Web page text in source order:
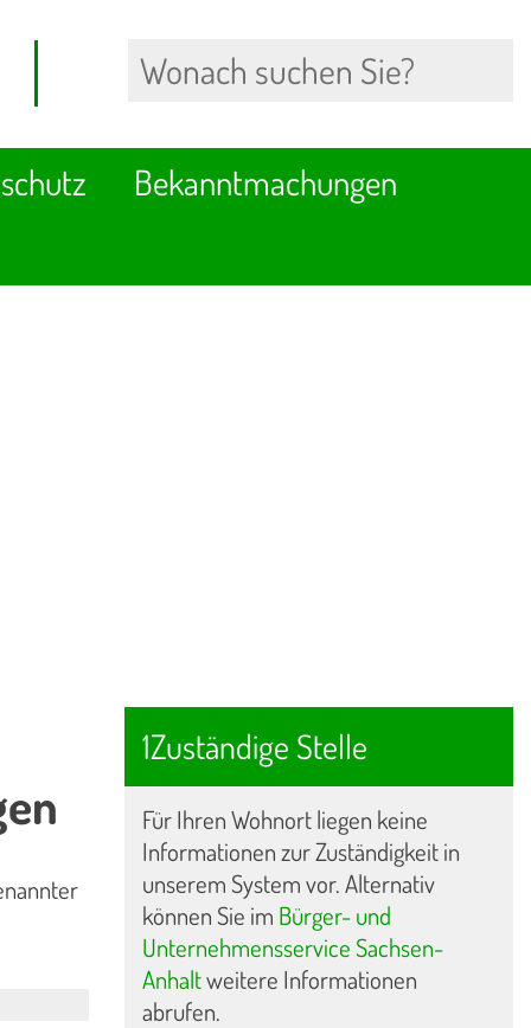
Bekanntmachungen
1Zuständige Stelle
Für Ihren Wohnort liegen keine
Informationen zur Zuständigkeit in
unserem System vor. Alternativ
können Sie im Bürger- und
Unternehmensservice Sachsen-
Anhaltweitere Informationen
abrufen.